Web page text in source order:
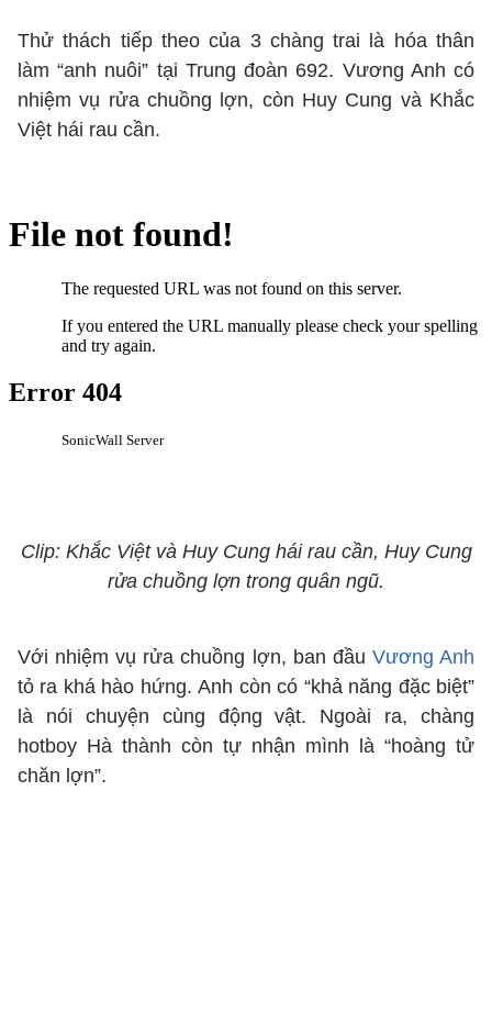
Thử thách tiếp theo của 3 chàng trai là hóa thân
làm “anh nuôi” tại Trung đoàn 692. Vương Anh có
nhiệm vụ rửa chuồng lợn, còn Huy Cung và Khắc
Việt hái rau cần.
Clip: Khắc Việt và Huy Cung hái rau cần, Huy Cung
rửa chuồng lợn trong quân ngũ.
Với nhiệm vụ rửa chuồng lợn, ban đầu Vương Anh
tỏ ra khá hào hứng. Anh còn có “khả năng đặc biệt”
là nói chuyện cùng động vật. Ngoài ra, chàng
hotboy Hà thành còn tự nhận mình là “hoàng tử
chăn lợn”.